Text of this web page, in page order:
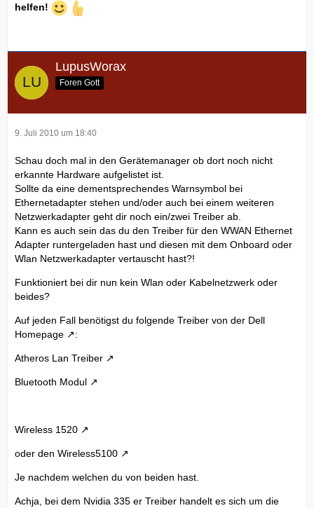
helfen!
LupusWorax
Foren Gott
9. Juli 2010 um 18:40
Schau doch mal in den Gerätemanager ob dort noch nicht
erkannte Hardware aufgelistet ist.
Sollte da eine dementsprechendes Warnsymbol bei
Ethernetadapter stehen und/oder auch bei einem weiteren
Netzwerkadapter geht dir noch ein/zwei Treiber ab.
Kann es auch sein das du den Treiber für den WWAN Ethernet
Adapter runtergeladen hast und diesen mit dem Onboard oder
Wlan Netzwerkadapter vertauscht hast?!
Funktioniert bei dir nun kein Wlan oder Kabelnetzwerk oder
beides?
Auf jeden Fall benötigst du folgende Treiber von der Dell
Homepage
:
Atheros Lan Treiber
Bluetooth Modul
Wireless 1520
oder den Wireless5100
Je nachdem welchen du von beiden hast.
Achja, bei dem Nvidia 335 er Treiber handelt es sich um die